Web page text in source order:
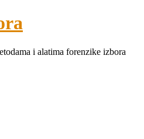
i alatima forenzike izbora